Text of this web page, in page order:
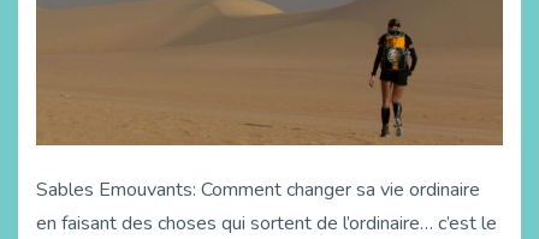
Sables Emouvants: Comment changer sa vie ordinaire
en faisant des choses qui sortent de l’ordinaire… c’est le